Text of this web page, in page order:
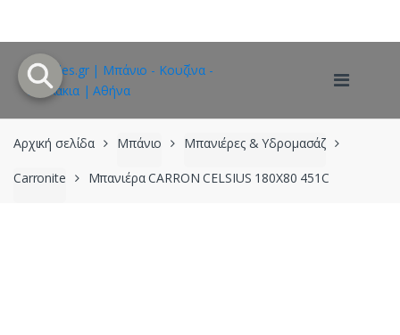
navigation
content
Αρχική σελίδα Μπάνιο Μπανιέρες & Υδρομασάζ
Carronite Μπανιέρα CARRON CELSIUS 180X80 451C